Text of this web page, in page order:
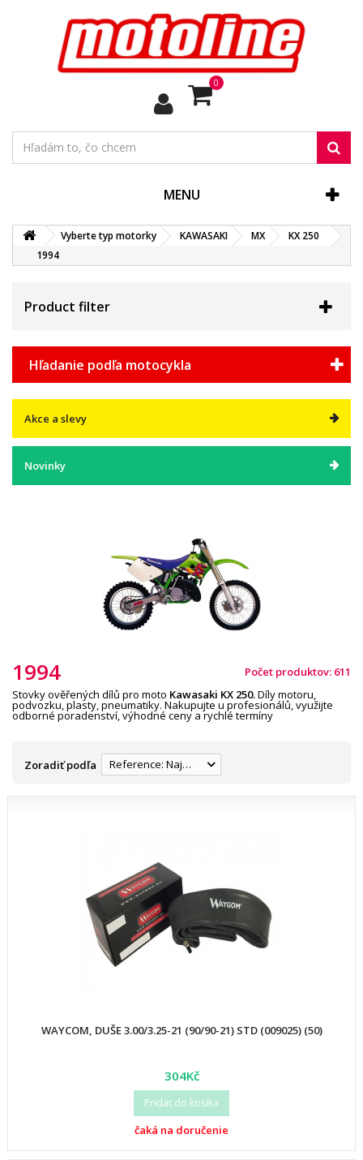
0
MENU
Vyberte typ motorky KAWASAKI MX
KX 250
1994
Product filter
Hľadanie podľa motocykla
Akce a slevy
Novinky
1994
Počet produktov: 611
Stovky ověřených dílů pro moto Kawasaki KX 250.Díly motoru,
podvozku, plasty, pneumatiky. Nakupujte u profesionálů, využijte
odborné poradenství, výhodné ceny a rychlé termíny
Zoradiť podľa Reference: Najnižšia
WAYCOM, DUŠE 3.00/3.25-21 (90/90-21) STD (009025) (50)
304Kč
Pridať do košíka
čaká na doručenie